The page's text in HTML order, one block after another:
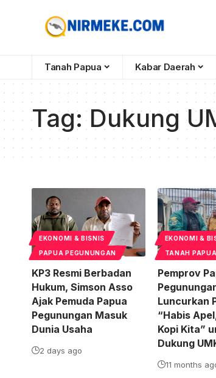
Tanah Papua Kabar Daerah
Tag:Dukung
EKONOMI & BISNIS
PAPUA PEGUNUNGAN
KP3 Resmi Berbadan
Hukum, Simson Asso
Ajak Pemuda Papua
Pegunungan Masuk
Dunia Usaha
2 days ago
EKONOMI &
TANAH PAPUA
Pemprov
Luncurkan
“Habis
Kopi Kita”
Dukung
11 months